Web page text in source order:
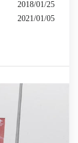
2018/01/25
2021/01/05